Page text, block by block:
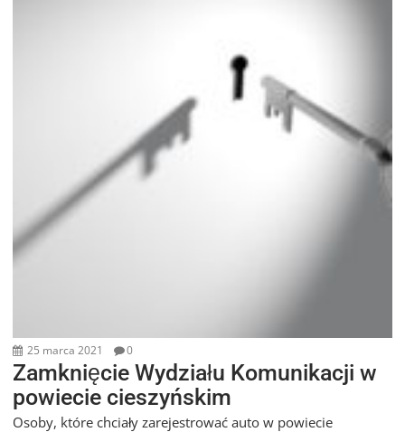
25 marca 2021 0
Zamknięcie Wydziału Komunikacji w
powiecie cieszyńskim
Osoby, które chciały zarejestrować auto w powiecie